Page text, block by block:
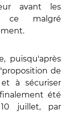
avant les
ce malgré
puisqu'après
de
à sécuriser
été
juillet, par